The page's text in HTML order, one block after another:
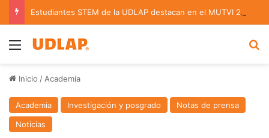
Estudiantes STEM de la UDLAP destacan en el MUTVI 2026
Menu
Inicio / Academia
Academia Investigación y posgrado
Notas de prensa
Noticias